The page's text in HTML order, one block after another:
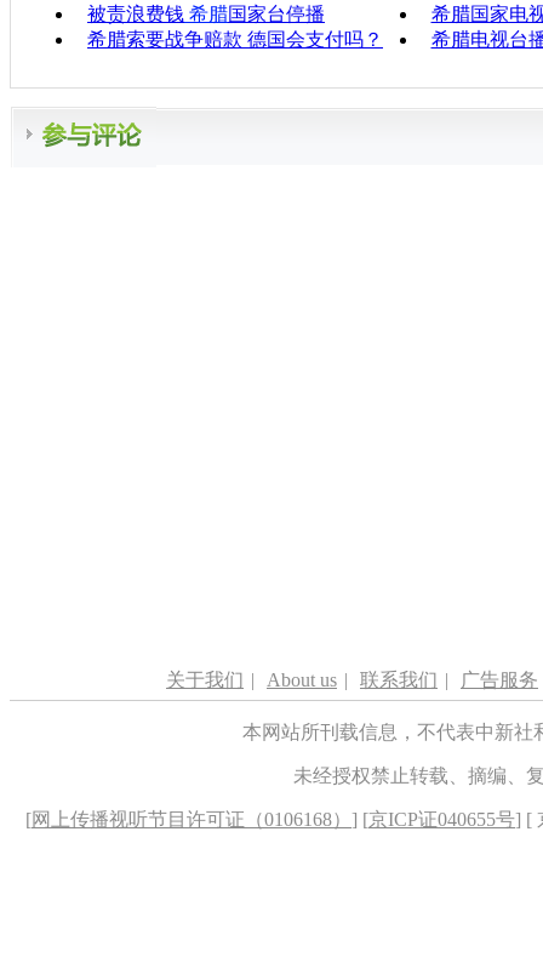
被责浪费钱 希腊国家台停播
希腊国家电
希腊索要战争赔款 德国会支付吗？
希腊电视台
关于我们 | About us | 联系我们 | 广告服务
本网站所刊载信息，不代表中新
未经授权禁止转载、摘编、
[网上传播视听节目许可证（0106168） ] [京ICP证040655号] [